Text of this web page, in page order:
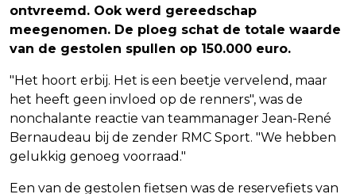
ontvreemd. Ook werd gereedschap
meegenomen. De ploeg schat de totale waarde
van de gestolen spullen op 150.000 euro.
"Het hoort erbij. Het is een beetje vervelend, maar
het heeft geen invloed op de renners", was de
nonchalante reactie van teammanager Jean-René
Bernaudeau bij de zender RMC Sport. "We hebben
gelukkig genoeg voorraad."
Een van de gestolen fietsen was de reservefiets van